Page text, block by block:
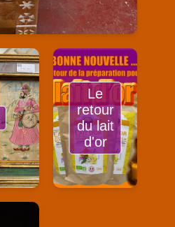
Le
retour
du lait
d'or